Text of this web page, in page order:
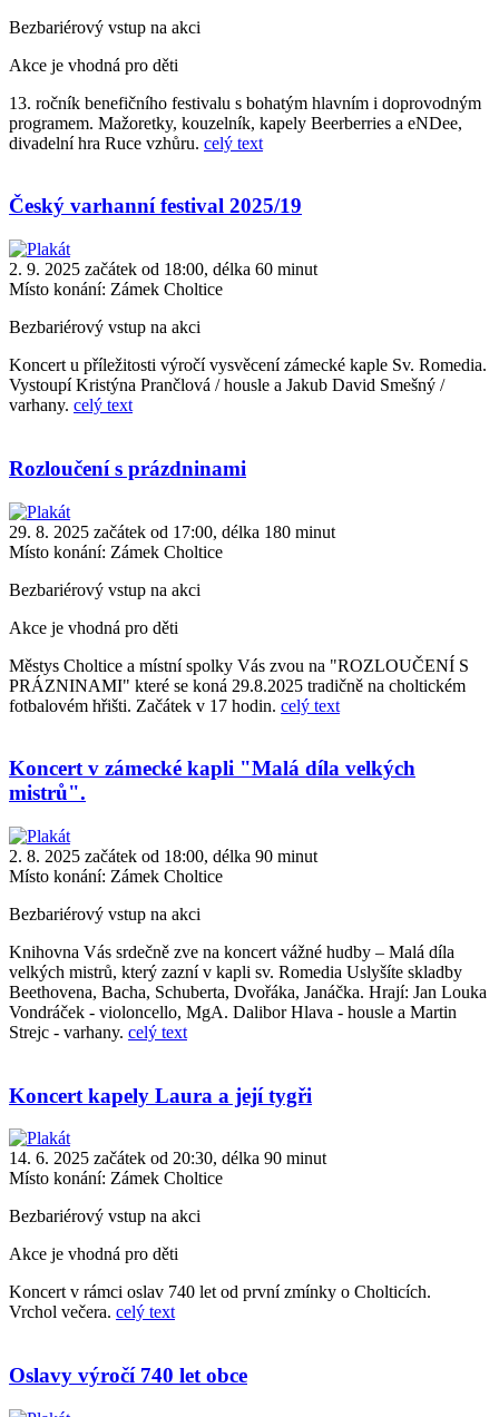
Bezbariérový vstup na akci
Akce je vhodná pro děti
13. ročník benefičního festivalu s bohatým hlavním i doprovodným
programem. Mažoretky, kouzelník, kapely Beerberries a eNDee,
divadelní hra Ruce vzhůru. celý text
Český varhanní festival 2025/19
2. 9. 2025 začátek od 18:00, délka 60 minut
Místo konání: Zámek Choltice
Bezbariérový vstup na akci
Koncert u příležitosti výročí vysvěcení zámecké kaple Sv. Romedia.
Vystoupí Kristýna Prančlová / housle a Jakub David Smešný /
varhany. celý text
Rozloučení s prázdninami
29. 8. 2025 začátek od 17:00, délka 180 minut
Místo konání: Zámek Choltice
Bezbariérový vstup na akci
Akce je vhodná pro děti
Městys Choltice a místní spolky Vás zvou na "ROZLOUČENÍ S
PRÁZNINAMI" které se koná 29.8.2025 tradičně na choltickém
fotbalovém hřišti. Začátek v 17 hodin. celý text
Koncert v zámecké kapli "Malá díla velkých
mistrů".
2. 8. 2025 začátek od 18:00, délka 90 minut
Místo konání: Zámek Choltice
Bezbariérový vstup na akci
Knihovna Vás srdečně zve na koncert vážné hudby – Malá díla
velkých mistrů, který zazní v kapli sv. Romedia Uslyšíte skladby
Beethovena, Bacha, Schuberta, Dvořáka, Janáčka. Hrají: Jan Louka
Vondráček - violoncello, MgA. Dalibor Hlava - housle a Martin
Strejc - varhany. celý text
Koncert kapely Laura a její tygři
14. 6. 2025 začátek od 20:30, délka 90 minut
Místo konání: Zámek Choltice
Bezbariérový vstup na akci
Akce je vhodná pro děti
Koncert v rámci oslav 740 let od první zmínky o Cholticích.
Vrchol večera. celý text
Oslavy výročí 740 let obce